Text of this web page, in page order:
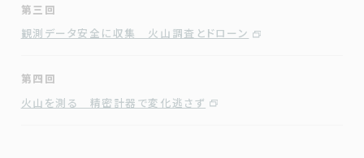
第三回
観測データ安全に収集 火山調査とドローン
第四回
火山を測る 精密計器で変化逃さず